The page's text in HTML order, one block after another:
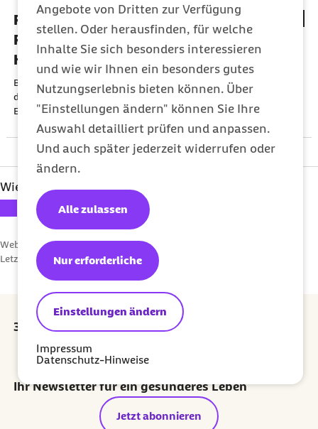
Angebote von Dritten zur Verfügung
stellen. Oder herausfinden, für welche
Inhalte Sie sich besonders interessieren
und wie wir Ihnen ein besonders gutes
Nutzungserlebnis bieten können. Über
"Einstellungen ändern" können Sie Ihre
Auswahl detailliert prüfen und anpassen.
Und auch später jederzeit widerrufen oder
ändern.
Einstellungen ändern
Nur erforderliche
Alle zulassen
Impressum
Datenschutz-Hinweise
Röntgen- und Ultraschallaufnahmen - Ihr
Recht auf Einsicht, aber nicht auf
Herausgabe
Bei Röntgen- und Ultraschallaufnahmen gilt grundsätzlich
das Recht auf Einsicht, nicht auf Herausgabe, weil diese
Eigentum der Ärztin beziehungsweise des Arztes sind.
Wie hat Ihnen dieser Artikel gefallen?
Ihre Bewertung: 1 Stern
Ihre Bewertung: 2 Sterne
Ihre Bewertung: 3 Sterne
Ihre Bewertung: 4 Sterne
Ihre Bewertung: 5 Sterne
Webcode: s000129
Letzte Aktualisierung:08.05.2025
30 Euro Prämie für jede erfolgreiche Empfehlung
externer Link:
Prämie sichern
Ihr Newsletter für ein gesünderes Leben
Jetzt abonnieren